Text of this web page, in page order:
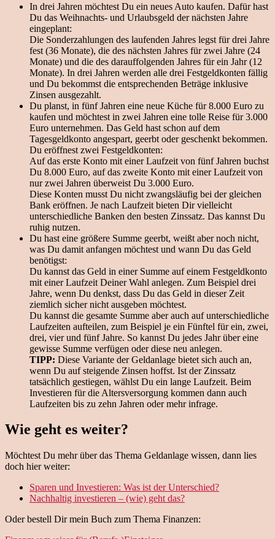
In drei Jahren möchtest Du ein neues Auto kaufen. Dafür hast
Du das Weihnachts- und Urlaubsgeld der nächsten Jahre
eingeplant:
Die Sonderzahlungen des laufenden Jahres legst für drei Jahre
fest (36 Monate), die des nächsten Jahres für zwei Jahre (24
Monate) und die des darauffolgenden Jahres für ein Jahr (12
Monate). In drei Jahren werden alle drei Festgeldkonten fällig
und Du bekommst die entsprechenden Beträge inklusive
Zinsen ausgezahlt.
Du planst, in fünf Jahren eine neue Küche für 8.000 Euro zu
kaufen und möchtest in zwei Jahren eine tolle Reise für 3.000
Euro unternehmen. Das Geld hast schon auf dem
Tagesgeldkonto angespart, geerbt oder geschenkt bekommen.
Du eröffnest zwei Festgeldkonten:
Auf das erste Konto mit einer Laufzeit von fünf Jahren buchst
Du 8.000 Euro, auf das zweite Konto mit einer Laufzeit von
nur zwei Jahren überweist Du 3.000 Euro.
Diese Konten musst Du nicht zwangsläufig bei der gleichen
Bank eröffnen. Je nach Laufzeit bieten Dir vielleicht
unterschiedliche Banken den besten Zinssatz. Das kannst Du
ruhig nutzen.
Du hast eine größere Summe geerbt, weißt aber noch nicht,
was Du damit anfangen möchtest und wann Du das Geld
benötigst:
Du kannst das Geld in einer Summe auf einem Festgeldkonto
mit einer Laufzeit Deiner Wahl anlegen. Zum Beispiel drei
Jahre, wenn Du denkst, dass Du das Geld in dieser Zeit
ziemlich sicher nicht ausgeben möchtest.
Du kannst die gesamte Summe aber auch auf unterschiedliche
Laufzeiten aufteilen, zum Beispiel je ein Fünftel für ein, zwei,
drei, vier und fünf Jahre. So kannst Du jedes Jahr über eine
gewisse Summe verfügen oder diese neu anlegen.
TIPP: Diese Variante der Geldanlage bietet sich auch an,
wenn Du auf steigende Zinsen hoffst. Ist der Zinssatz
tatsächlich gestiegen, wählst Du ein lange Laufzeit. Beim
Investieren für die Altersversorgung kommen dann auch
Laufzeiten bis zu zehn Jahren oder mehr infrage.
Wie geht es weiter?
Möchtest Du mehr über das Thema Geldanlage wissen, dann lies
doch hier weiter:
Sparen und Investieren: Was ist der Unterschied?
Nachhaltig investieren – (wie) geht das?
Oder bestell Dir mein Buch zum Thema Finanzen: